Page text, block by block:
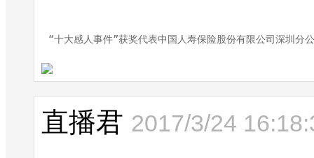
“十大感人事件”获奖代表中国人寿保险股份有限公司深圳分
直播君 2017/3/24